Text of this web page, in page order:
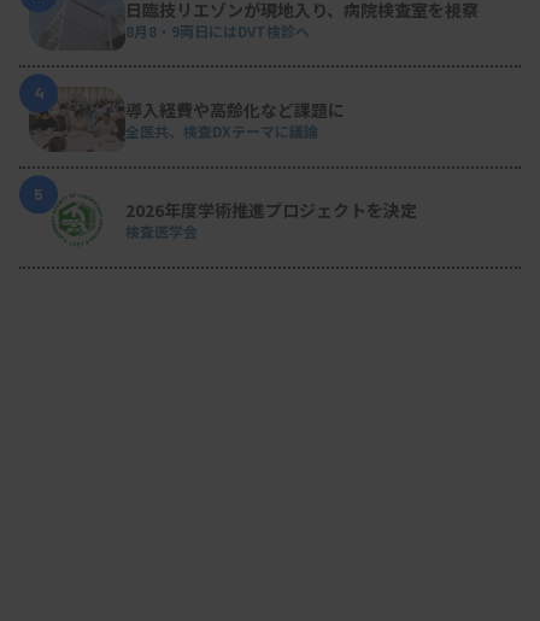
日臨技リエゾンが現地入り、病院検査室を視察
8月8・9両日にはDVT検診へ
4
導入経費や高齢化など課題に
全医共、検査DXテーマに議論
5
2026年度学術推進プロジェクトを決定
検査医学会